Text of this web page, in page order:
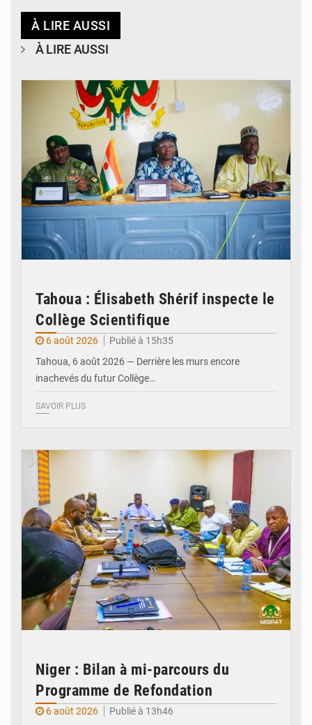
À LIRE AUSSI
À LIRE AUSSI
Tahoua : Élisabeth Shérif inspecte le
Collège Scientifique
6 août 2026
Publié à 15h35
Tahoua, 6 août 2026 — Derrière les murs encore
inachevés du futur Collège…
SAVOIR PLUS
Niger : Bilan à mi-parcours du
Programme de Refondation
6 août 2026
Publié à 13h46